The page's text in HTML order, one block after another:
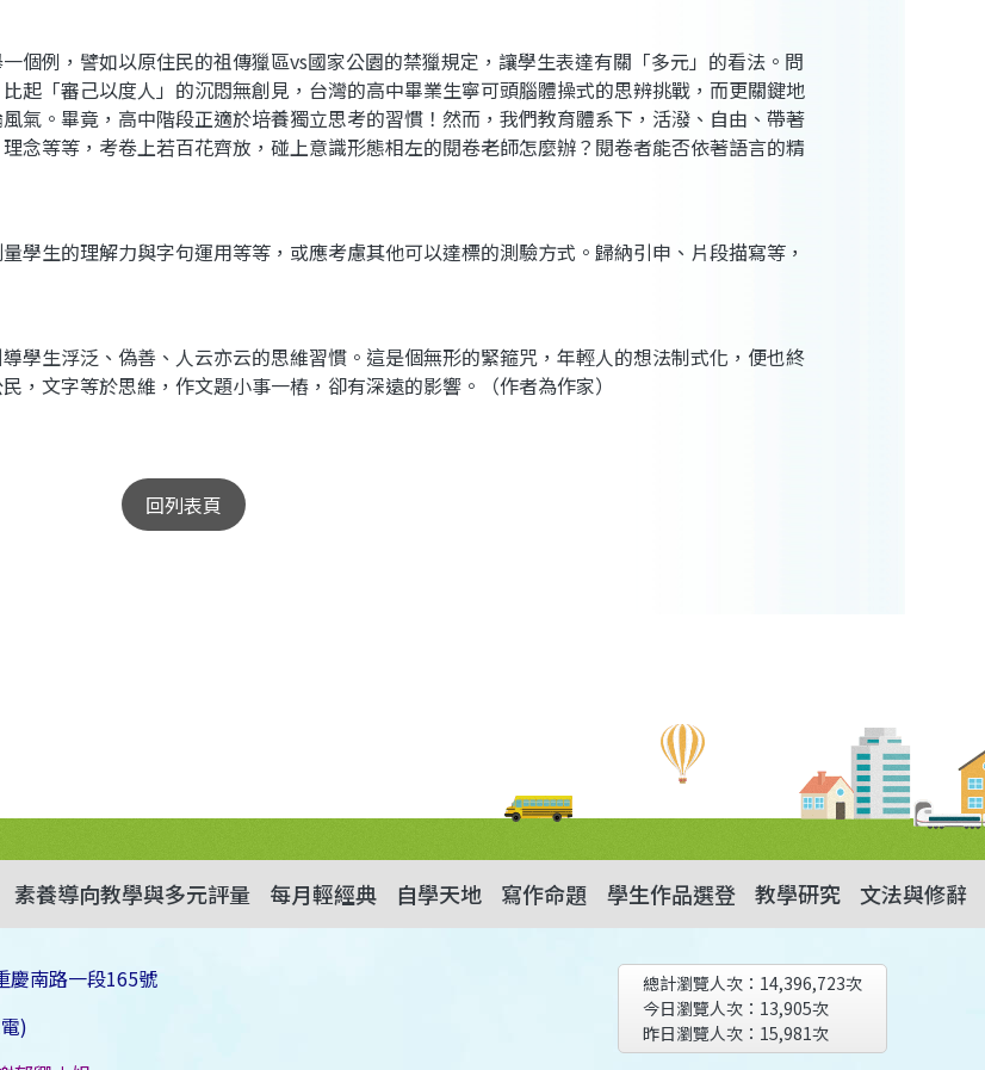
個例，譬如以原住民的祖傳獵區vs國家公園的禁獵規定，讓學生表達有關「多元」的看法。問
起「審己以度人」的沉悶無創見，台灣的高中畢業生寧可頭腦體操式的思辨挑戰，而更關鍵地
氣。畢竟，高中階段正適於培養獨立思考的習慣！然而，我們教育體系下，活潑、自由、帶著
念等等，考卷上若百花齊放，碰上意識形態相左的閱卷老師怎麼辦？閱卷者能否依著語言的精
學生的理解力與字句運用等等，或應考慮其他可以達標的測驗方式。歸納引申、片段描寫等，
學生浮泛、偽善、人云亦云的思維習慣。這是個無形的緊箍咒，年輕人的想法制式化，便也終
，文字等於思維，作文題小事一樁，卻有深遠的影響。（作者為作家）
回列表頁
素養導向教學與多元評量 每月輕經典 自學天地 寫作命題 學生作品選登 教學研究 文法與修辭
南路一段165號
)
總計瀏覽人次： 14,396,723次
今日瀏覽人次： 13,905次
昨日瀏覽人次： 15,981次